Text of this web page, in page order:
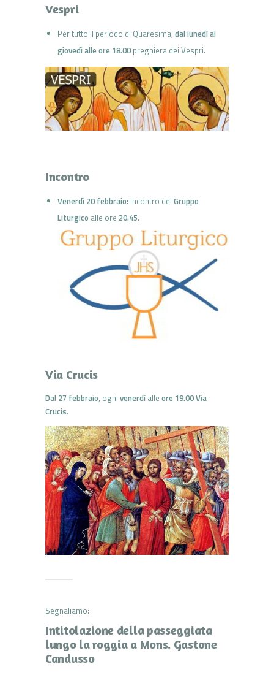
Vespri
Per tutto il periodo di Quaresima, dal lunedì al
giovedì alle ore 18.00preghiera dei Vespri.
Incontro
Venerdì 20 febbraio: Incontro del Gruppo
Liturgico alle ore 20.45.
Via Crucis
Dal 27 febbraio, ogni venerdì alle ore 19.00 Via
Crucis.
Segnaliamo:
Intitolazione della passeggiata
lungo la roggia a Mons. Gastone
Candusso